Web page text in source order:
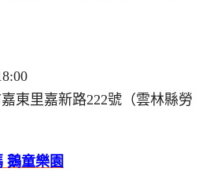
東里嘉新路222號（雲林縣勞
鵝童樂園